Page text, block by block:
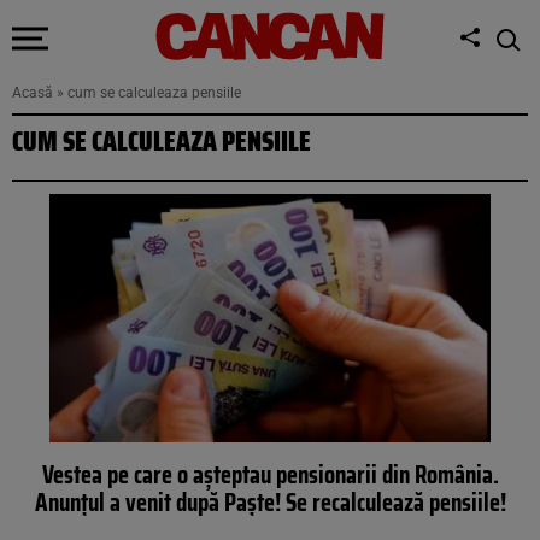
Acasă » cum se calculeaza pensiile
CUM SE CALCULEAZA PENSIILE
Vestea pe care o așteptau pensionarii din România.
Anunțul a venit după Paște! Se recalculează pensiile!